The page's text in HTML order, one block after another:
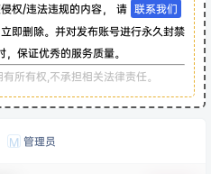
权/违法违规的内容， 请 联系我们
即删除。并对发布账号进行永久封禁
保证优秀的服务质量。
所有权,不承担相关法律责任。
M 管理员